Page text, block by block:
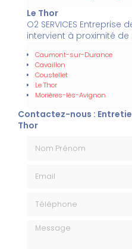
Le Thor
O2 SERVICES
intervient à proximité de :
Caumont-sur-Durance
Cavaillon
Coustellet
Le Thor
Morières-lès-Avignon
Contactez-nous :
Thor
Message